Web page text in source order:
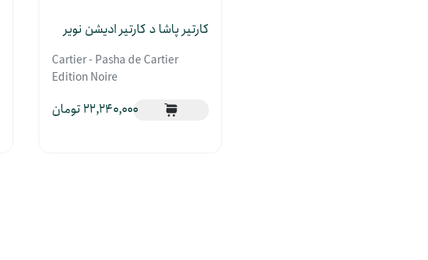
کارتیر پاشا د کارتیر ادیشن نویر
Cartier - Pasha de Cartier
Edition Noire
22,240,000